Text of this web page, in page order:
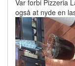
Var forbi Pizzeria
også at nyde en